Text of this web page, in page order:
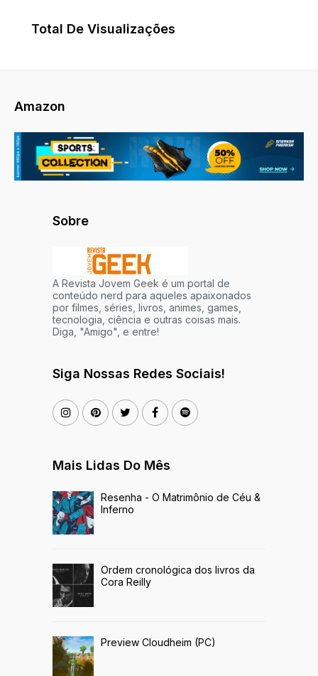
Total De Visualizações
Amazon
Sobre
A Revista Jovem Geek é um portal de
conteúdo nerd para aqueles apaixonados
por filmes, séries, livros, animes, games,
tecnologia, ciência e outras coisas mais.
Diga, "Amigo", e entre!
Siga Nossas Redes Sociais!
Mais Lidas Do Mês
Resenha - O Matrimônio de Céu &
Inferno
Ordem cronológica dos livros da
Cora Reilly
Preview Cloudheim (PC)